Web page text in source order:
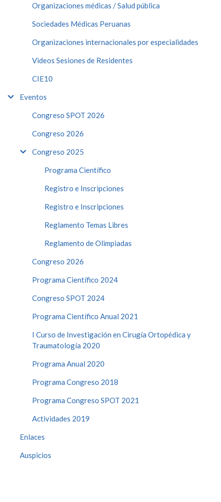
Organizaciones médicas / Salud pública
Sociedades Médicas Peruanas
Organizaciones internacionales por especialidades
Videos Sesiones de Residentes
CIE10
Eventos
Congreso SPOT 2026
Congreso 2026
Congreso 2025
Programa Científico
Registro e Inscripciones
Registro e Inscripciones
Reglamento Temas Libres
Reglamento de Olimpiadas
Congreso 2026
Programa Científico 2024
Congreso SPOT 2024
Programa Científico Anual 2021
I Curso de Investigación en Cirugía Ortopédica y
Traumatología 2020
Programa Anual 2020
Programa Congreso 2018
Programa Congreso SPOT 2021
Actividades 2019
Enlaces
Auspicios